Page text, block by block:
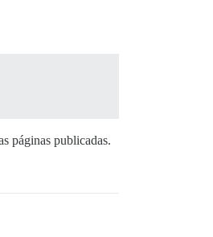
páginas publicadas.